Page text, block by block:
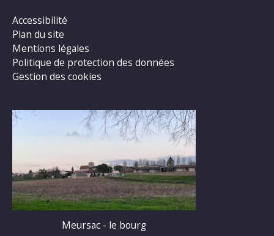
Accessibilité
Plan du site
Mentions légales
Politique de protection des données
Gestion des cookies
Meursac - le bourg